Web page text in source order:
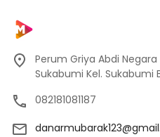
Perum Griya Abdi Negara
Sukabumi Kel. Sukabumi
082181081187